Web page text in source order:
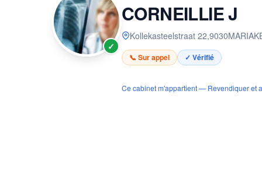
✓
CORNEILLIE J
Kollekasteelstraat 22,9030
📞 Sur appel ✓ Vérifié
Ce cabinet m'appartient — Revendiquer et